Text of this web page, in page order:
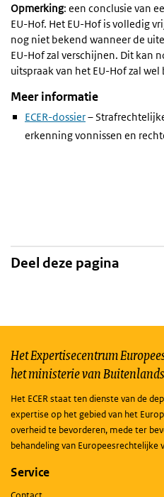
Opmerking: een conclusie van
EU-Hof. Het EU-Hof is volledig
nog niet bekend wanneer de
EU-Hof zal verschijnen. Dit kan
uitspraak van het EU-Hof zal
Meer informatie
ECER-dossier–
erkenning vonnissen en
Deel deze pagina
Het Expertisecentrum
het ministerie van
Het ECER staat ten dienste van de
expertise op het gebied van het
overheid te bevorderen, mede ter
behandeling van Europeesrechtelijke
Service